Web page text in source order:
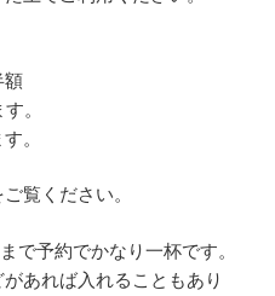
額
。
。
覧ください。
で予約でかなり一杯です。
あれば入れることもあり